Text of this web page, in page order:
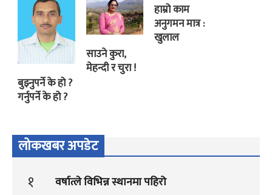
बुझ्नुपर्ने के हो ?
गर्नुपर्ने के हो ?
साउने कुरा,
मेहन्दी र चुरा !
हाम्रो काम
अनुगमन मात्र :
खुलाल
लोकखबर अपडेट
१ वर्षात्ले विभिन्न स्थानमा पहिरो